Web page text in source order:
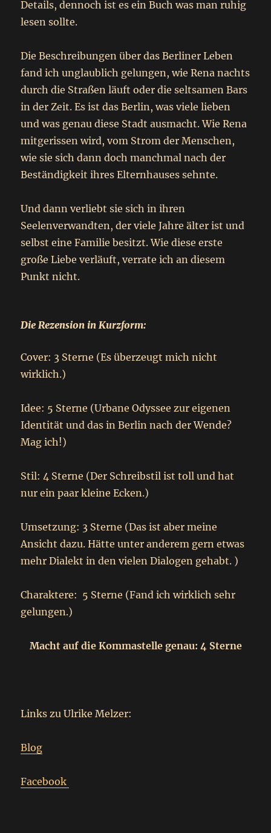
Details, dennoch ist es ein Buch was man ruhig
lesen sollte.
Die Beschreibungen über das Berliner Leben
fand ich unglaublich gelungen, wie Rena nachts
durch die Straßen läuft oder die seltsamen Bars
in der Zeit. Es ist das Berlin, was viele lieben
und was genau diese Stadt ausmacht. Wie Rena
mitgerissen wird, vom Strom der Menschen,
wie sie sich dann doch manchmal nach der
Beständigkeit ihres Elternhauses sehnte.
Und dann verliebt sie sich in ihren
Seelenverwandten, der viele Jahre älter ist und
selbst eine Familie besitzt. Wie diese erste
große Liebe verläuft, verrate ich an diesem
Punkt nicht.
Die Rezension in Kurzform:
Cover: 3 Sterne (Es überzeugt mich nicht
wirklich.)
Idee: 5 Sterne (Urbane Odyssee zur eigenen
Identität und das in Berlin nach der Wende?
Mag ich!)
Stil: 4 Sterne (Der Schreibstil ist toll und hat
nur ein paar kleine Ecken.)
Umsetzung: 3 Sterne (Das ist aber meine
Ansicht dazu. Hätte unter anderem gern etwas
mehr Dialekt in den vielen Dialogen gehabt. )
Charaktere: 5 Sterne (Fand ich wirklich sehr
gelungen.)
Macht auf die Kommastelle genau: 4 Sterne
Links zu Ulrike Melzer:
Blog
Facebook